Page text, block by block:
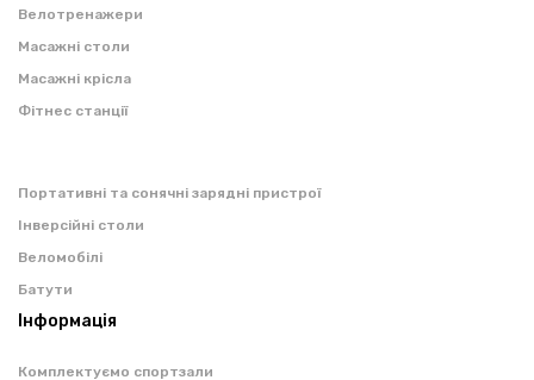
Велотренажери
Масажні столи
Масажні крісла
Фітнес станції
Портативні та сонячні зарядні пристрої
Інверсійні столи
Веломобілі
Батути
Інформація
Комплектуємо спортзали